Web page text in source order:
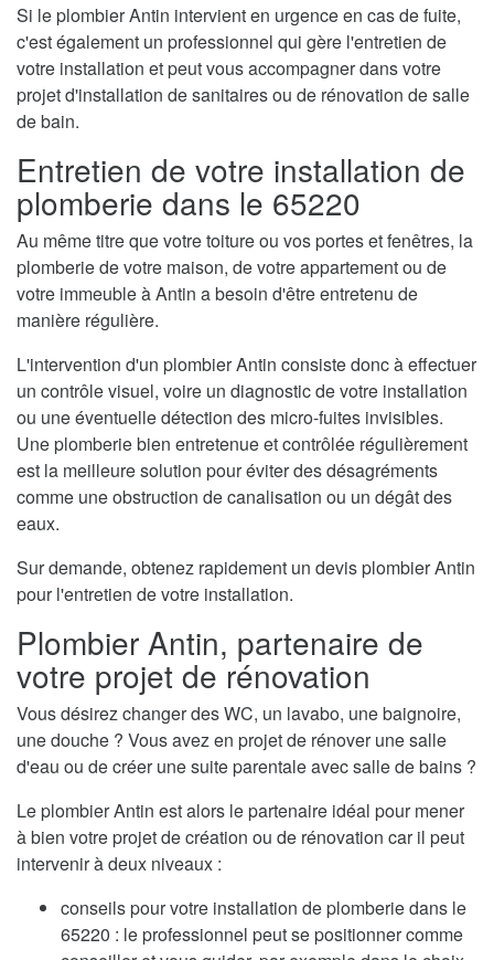
Si le plombier Antin intervient en urgence en cas de fuite,
c'est également un professionnel qui gère l'entretien de
votre installation et peut vous accompagner dans votre
projet d'installation de sanitaires ou de rénovation de salle
de bain.
Entretien de votre installation de
plomberie dans le 65220
Au même titre que votre toiture ou vos portes et fenêtres, la
plomberie de votre maison, de votre appartement ou de
votre immeuble à Antin a besoin d'être entretenu de
manière régulière.
L'intervention d'un plombier Antin consiste donc à effectuer
un contrôle visuel, voire un diagnostic de votre installation
ou une éventuelle détection des micro-fuites invisibles.
Une plomberie bien entretenue et contrôlée régulièrement
est la meilleure solution pour éviter des désagréments
comme une obstruction de canalisation ou un dégât des
eaux.
Sur demande, obtenez rapidement un devis plombier Antin
pour l'entretien de votre installation.
Plombier Antin, partenaire de
votre projet de rénovation
Vous désirez changer des WC, un lavabo, une baignoire,
une douche ? Vous avez en projet de rénover une salle
d'eau ou de créer une suite parentale avec salle de bains ?
Le plombier Antin est alors le partenaire idéal pour mener
à bien votre projet de création ou de rénovation car il peut
intervenir à deux niveaux :
conseils pour votre installation de plomberie dans le
65220 : le professionnel peut se positionner comme